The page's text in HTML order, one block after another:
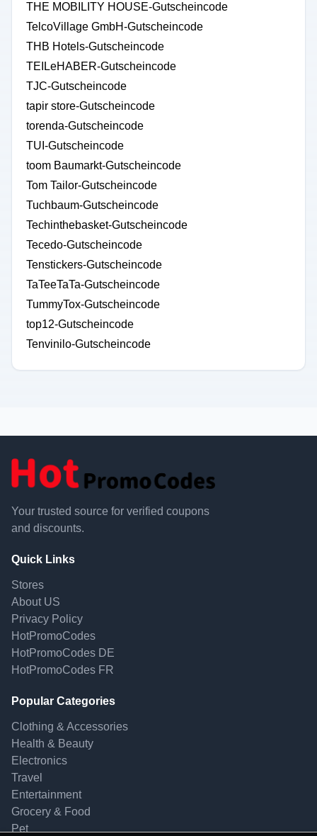
THE MOBILITY HOUSE-Gutscheincode
TelcoVillage GmbH-Gutscheincode
THB Hotels-Gutscheincode
TEILeHABER-Gutscheincode
TJC-Gutscheincode
tapir store-Gutscheincode
torenda-Gutscheincode
TUI-Gutscheincode
toom Baumarkt-Gutscheincode
Tom Tailor-Gutscheincode
Tuchbaum-Gutscheincode
Techinthebasket-Gutscheincode
Tecedo-Gutscheincode
Tenstickers-Gutscheincode
TaTeeTaTa-Gutscheincode
TummyTox-Gutscheincode
top12-Gutscheincode
Tenvinilo-Gutscheincode
Your trusted source for verified coupons
and discounts.
Quick Links
Stores
About US
Privacy Policy
HotPromoCodes
HotPromoCodes DE
HotPromoCodes FR
Popular Categories
Clothing & Accessories
Health & Beauty
Electronics
Travel
Entertainment
Grocery & Food
Pet